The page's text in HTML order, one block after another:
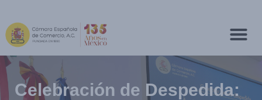
Celebración de Despedida: